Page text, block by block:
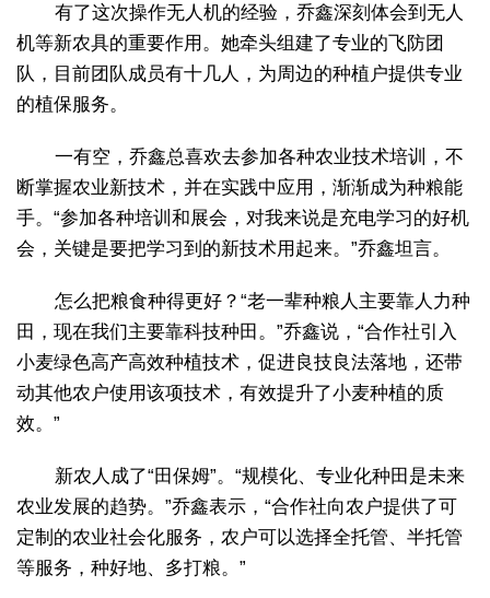
有了这次操作无人机的经验，乔鑫深刻体会到无人
机等新农具的重要作用。她牵头组建了专业的飞防团
队，目前团队成员有十几人，为周边的种植户提供专业
的植保服务。
一有空，乔鑫总喜欢去参加各种农业技术培训，不
断掌握农业新技术，并在实践中应用，渐渐成为种粮能
手。“参加各种培训和展会，对我来说是充电学习的好机
会，关键是要把学习到的新技术用起来。”乔鑫坦言。
怎么把粮食种得更好？“老一辈种粮人主要靠人力种
田，现在我们主要靠科技种田。”乔鑫说，“合作社引入
小麦绿色高产高效种植技术，促进良技良法落地，还带
动其他农户使用该项技术，有效提升了小麦种植的质
效。”
新农人成了“田保姆”。“规模化、专业化种田是未来
农业发展的趋势。”乔鑫表示，“合作社向农户提供了可
定制的农业社会化服务，农户可以选择全托管、半托管
等服务，种好地、多打粮。”